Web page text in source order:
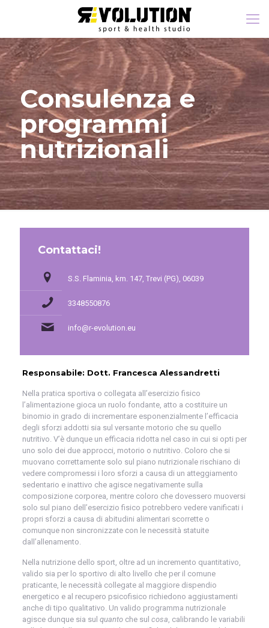
Consulenza e
programmi
nutrizionali
Contattaci!
S.S. Flaminia, km. 147, Trevi (PG), 06039
3348550876
info@r-evolution.eu
Responsabile: Dott. Francesca Alessandretti
Nella pratica sportiva o collegata all’esercizio fisico
l’alimentazione gioca un ruolo fondante, atto a costituire un
binomio in grado di incrementare esponenzialmente l’efficacia
degli sforzi addotti sia sul versante motorio che su quello
nutritivo. V’è dunque un efficacia ridotta nel caso in cui si opti per
uno solo dei due approcci, motorio o nutritivo. Coloro che si
muovano correttamente solo sul piano nutrizionale rischiano di
vedere compromessi i loro sforzi a causa di un atteggiamento
sedentario e inattivo che agisce negativamente sulla
composizione corporea, mentre coloro che dovessero muoversi
solo sul piano dell’esercizio fisico potrebbero vedere vanificati i
propri sforzi a causa di abitudini alimentari scorrette o
comunque non sincronizzate con le necessità statuite
dall’allenamento.
Nella nutrizione dello sport, oltre ad un incremento quantitativo,
valido sia per lo sportivo di alto livello che per il comune
praticante, le necessità collegate al maggiore dispendio
energetico e al recupero psicofisico richiedono aggiustamenti
anche di tipo qualitativo. Un valido programma nutrizionale
agisce dunque sia sul quantoche sul cosa, calibrando le variabili